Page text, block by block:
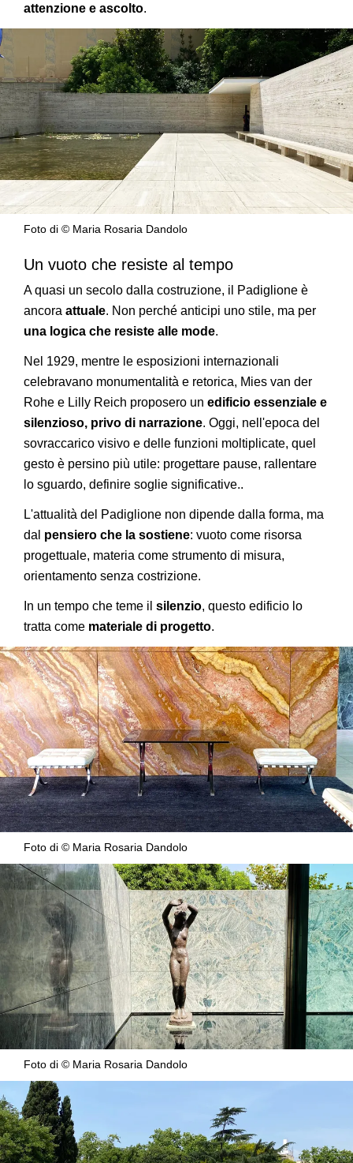
attenzione e ascolto.
Foto di © Maria Rosaria Dandolo
Un vuoto che resiste al tempo
A quasi un secolo dalla costruzione, il Padiglione è
ancora attuale. Non perché anticipi uno stile, ma per
una logica che resiste alle mode.
Nel 1929, mentre le esposizioni internazionali
celebravano monumentalità e retorica, Mies van der
Rohe e Lilly Reich proposero un edificio essenziale e
silenzioso, privo di narrazione. Oggi, nell'epoca del
sovraccarico visivo e delle funzioni moltiplicate, quel
gesto è persino più utile: progettare pause, rallentare
lo sguardo, definire soglie significative..
L'attualità del Padiglione non dipende dalla forma, ma
dal pensiero che la sostiene: vuoto come risorsa
progettuale, materia come strumento di misura,
orientamento senza costrizione.
In un tempo che teme il silenzio, questo edificio lo
tratta come materiale di progetto.
Foto di © Maria Rosaria Dandolo
Foto di © Maria Rosaria Dandolo